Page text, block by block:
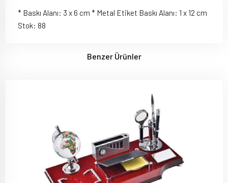
* Baskı Alanı: 3 x 6 cm * Metal Etiket Baskı Alanı: 1 x 12 cm
Stok: 88
Benzer Ürünler